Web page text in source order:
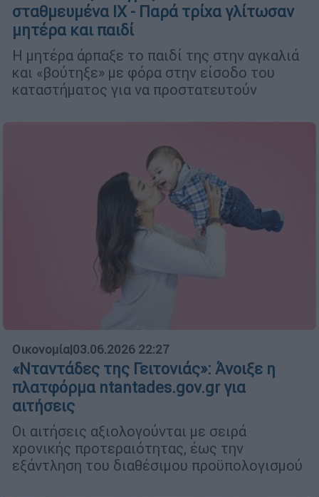
σταθμευμένα ΙΧ - Παρά τρίχα γλίτωσαν
μητέρα και παιδί
Η μητέρα άρπαξε το παιδί της στην αγκαλιά
και «βούτηξε» με φόρα στην είσοδο του
καταστήματος για να προστατευτούν
Οικονομία|03.06.2026 22:27
«Νταντάδες της Γειτονιάς»: Άνοιξε η
πλατφόρμα ntantades.gov.gr για
αιτήσεις
Οι αιτήσεις αξιολογούνται με σειρά
χρονικής προτεραιότητας, έως την
εξάντληση του διαθέσιμου προϋπολογισμού